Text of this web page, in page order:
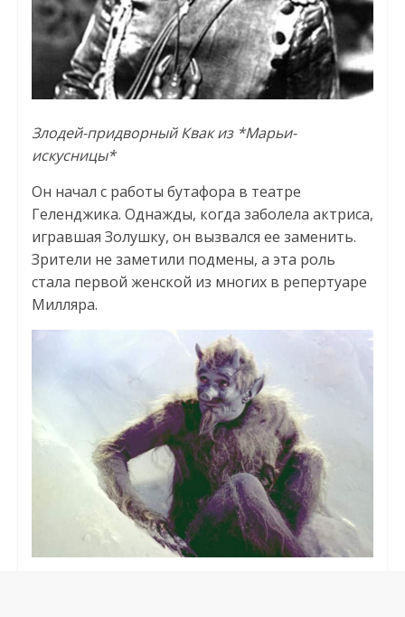
Злодей-придворный Квак из *Марьи-
искусницы*
Он начал с работы бутафора в театре
Геленджика. Однажды, когда заболела актриса,
игравшая Золушку, он вызвался ее заменить.
Зрители не заметили подмены, а эта роль
стала первой женской из многих в репертуаре
Милляра.